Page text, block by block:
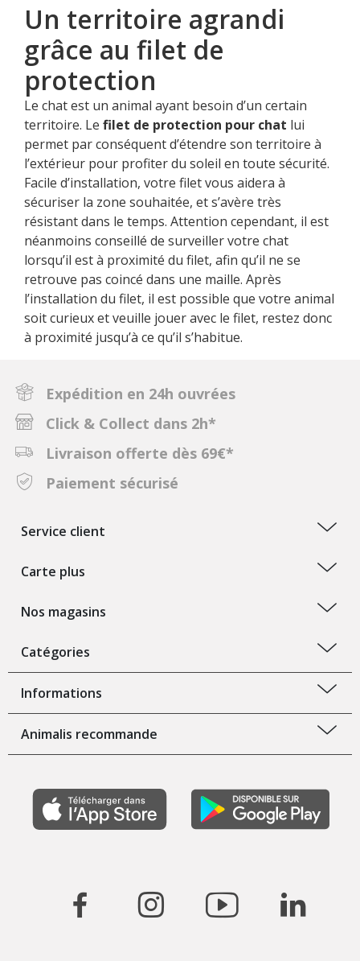
Un territoire agrandi
grâce au filet de
protection
Le chat est un animal ayant besoin d’un certain
territoire. Le filet de protection pour chat lui
permet par conséquent d’étendre son territoire à
l’extérieur pour profiter du soleil en toute sécurité.
Facile d’installation, votre filet vous aidera à
sécuriser la zone souhaitée, et s’avère très
résistant dans le temps. Attention cependant, il est
néanmoins conseillé de surveiller votre chat
lorsqu’il est à proximité du filet, afin qu’il ne se
retrouve pas coincé dans une maille. Après
l’installation du filet, il est possible que votre animal
soit curieux et veuille jouer avec le filet, restez donc
à proximité jusqu’à ce qu’il s’habitue.
Expédition en 24h ouvrées
Click & Collect dans 2h*
Livraison offerte dès 69€*
Paiement sécurisé
Service client
Carte plus
Nos magasins
Catégories
Informations
Animalis recommande